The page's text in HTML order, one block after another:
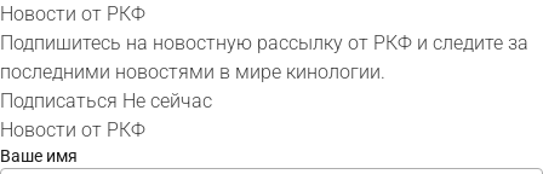
Новости от РКФ
Подпишитесь на новостную рассылку от РКФ и следите за
последними новостями в мире кинологии.
Подписаться Не сейчас
Новости от РКФ
Ваше имя